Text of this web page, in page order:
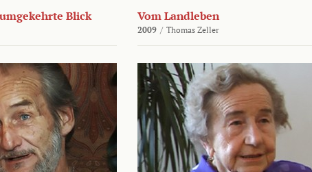
Blick Vom Landleben
2009 / Thomas Zeller